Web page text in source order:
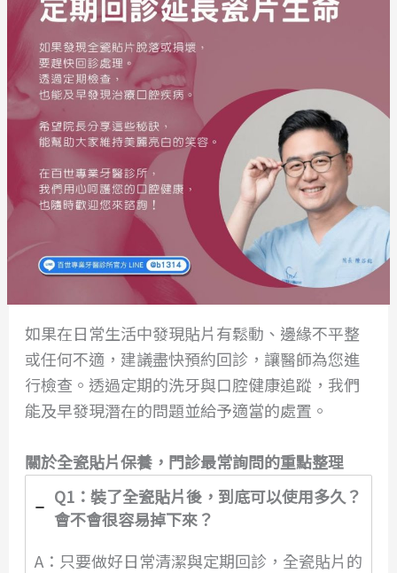
如果在日常生活中發現貼片有鬆動、邊緣不平整
或任何不適，建議盡快預約回診，讓醫師為您進
行檢查。透過定期的洗牙與口腔健康追蹤，我們
能及早發現潛在的問題並給予適當的處置。
關於全瓷貼片保養，門診最常詢問的重點整理
Q1：裝了全瓷貼片後，到底可以使用多久？
會不會很容易掉下來？
A：只要做好日常清潔與定期回診，全瓷貼片的